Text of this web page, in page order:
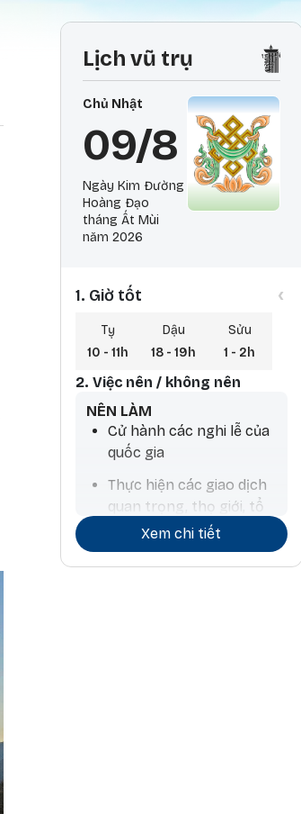
Lịch vũ trụ
Chủ Nhật
09/8
Ngày Kim Đường
Hoàng Đạo
tháng Ất Mùi
năm 2026
1. Giờ tốt ‹
Tỵ
10 - 11h
Dậu
18 - 19h
Sửu
1 - 2h
2. Việc nên / không nên
NÊN LÀM
Cử hành các nghi lễ của
quốc gia
Thực hiện các giao dịch
quan trọng, thọ giới, tổ
chức các lễ hội, hoạt
động nghệ thuật, đồ
trang sức, sinh con trai
Xem chi tiết